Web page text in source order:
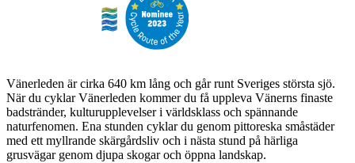
Vänerleden är cirka 640 km lång och går runt Sveriges största sjö.
När du cyklar Vänerleden kommer du få uppleva Vänerns finaste
badstränder, kulturupplevelser i världsklass och spännande
naturfenomen. Ena stunden cyklar du genom pittoreska småstäder
med ett myllrande skärgårdsliv och i nästa stund på härliga
grusvägar genom djupa skogar och öppna landskap.